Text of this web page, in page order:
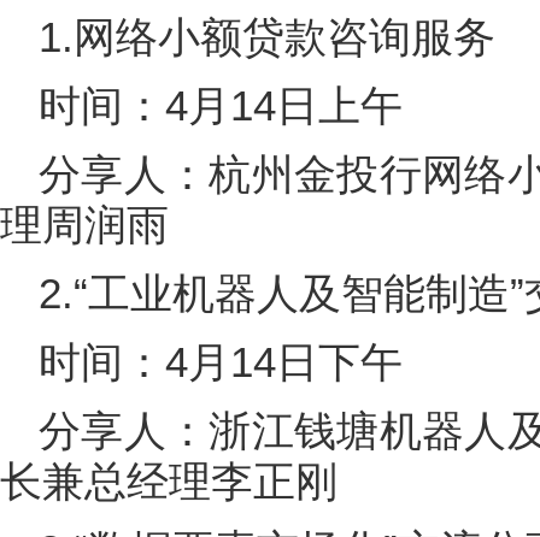
1.网络小额贷款咨询服务
时间：4月14日上午
分享人：杭州金投行网络
理周润雨
2.“工业机器人及智能制造
时间：4月14日下午
分享人：浙江钱塘机器人
长兼总经理李正刚